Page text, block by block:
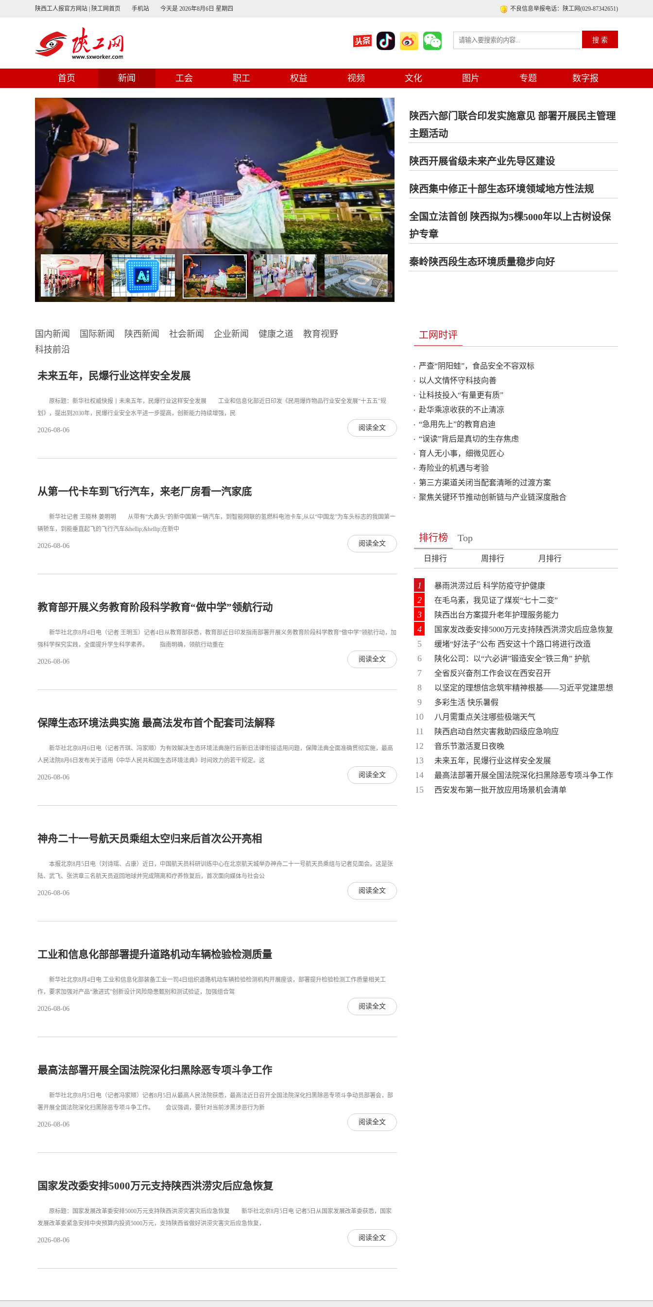
陕西工人报官方网站 | 陕工网首页 手机站 今天是 2026年8月6日 星期四 不良信息举报电话：陕工网(029-87342651)
首页 新闻 工会 职工 权益 视频 文化 图片 专题 数字报
陕西六部门联合印发实施意见 部署开展民主管理
主题活动
陕西开展省级未来产业先导区建设
陕西集中修正十部生态环境领域地方性法规
全国立法首创 陕西拟为5棵5000年以上古树设保
护专章
秦岭陕西段生态环境质量稳步向好
国内新闻 国际新闻 陕西新闻 社会新闻 企业新闻 健康之道
教育视野
科技前沿
未来五年，民爆行业这样安全发展
原标题：新华社权威快报丨未来五年，民爆行业这样安全发展 工业和信息化部近日印发《民用爆炸物品行业安全发展“十五五”规
划》，提出到2030年，民爆行业安全水平进一步提高，创新能力持续增强，民
2026-08-06 阅读全文
从第一代卡车到飞行汽车，来老厂房看一汽家底
新华社记者 王晓林 姜明明 从带有“大鼻头”的新中国第一辆汽车，到智能网联的氢燃料电池卡车;从以“中国龙”为车头标志的我国第一
辆轿车，到能垂直起飞的飞行汽车&hellip;&hellip;在新中
2026-08-06 阅读全文
教育部开展义务教育阶段科学教育“做中学”领航行动
新华社北京8月4日电（记者 王明玉）记者4日从教育部获悉，教育部近日印发指南部署开展义务教育阶段科学教育“做中学”领航行动，加
强科学探究实践，全面提升学生科学素养。 指南明确，领航行动重在
2026-08-06 阅读全文
保障生态环境法典实施 最高法发布首个配套司法解释
新华社北京8月6日电（记者齐琪、冯家顺）为有效解决生态环境法典施行后新旧法律衔接适用问题，保障法典全面准确贯彻实施，最高
人民法院8月6日发布关于适用《中华人民共和国生态环境法典》时间效力的若干规定。这
2026-08-06 阅读全文
神舟二十一号航天员乘组太空归来后首次公开亮相
本报北京8月5日电（刘诗瑶、占康）近日，中国航天员科研训练中心在北京航天城举办神舟二十一号航天员乘组与记者见面会。这是张
陆、武飞、张洪章三名航天员返回地球并完成隔离和疗养恢复后，首次面向媒体与社会公
2026-08-06 阅读全文
工业和信息化部部署提升道路机动车辆检验检测质量
新华社北京8月4日电 工业和信息化部装备工业一司4日组织道路机动车辆检验检测机构开展座谈，部署提升检验检测工作质量相关工
作，要求加强对产品“激进式”创新设计风险隐患甄别和测试验证，加强组合驾
2026-08-06 阅读全文
最高法部署开展全国法院深化扫黑除恶专项斗争工作
新华社北京8月5日电（记者冯家顺）记者8月5日从最高人民法院获悉，最高法近日召开全国法院深化扫黑除恶专项斗争动员部署会，部
署开展全国法院深化扫黑除恶专项斗争工作。 会议强调，要针对当前涉黑涉恶行为新
2026-08-06 阅读全文
国家发改委安排5000万元支持陕西洪涝灾后应急恢复
原标题：国家发展改革委安排5000万元支持陕西洪涝灾害灾后应急恢复 新华社北京8月5日电 记者5日从国家发展改革委获悉，国家
发展改革委紧急安排中央预算内投资5000万元，支持陕西省做好洪涝灾害灾后应急恢复，
2026-08-06 阅读全文
工网时评
严查“阴阳蛙”，食品安全不容双标
以人文情怀守科技向善
让科技投入“有量更有质”
赴华乘凉收获的不止清凉
“急用先上”的教育启迪
“误读”背后是真切的生存焦虑
育人无小事，细微见匠心
寿险业的机遇与考验
第三方渠道关闭当配套清晰的过渡方案
聚焦关键环节推动创新链与产业链深度融合
排行榜 Top
日排行 周排行 月排行
1 暴雨洪涝过后 科学防疫守护健康
2 在毛乌素，我见证了煤炭“七十二变”
3 陕西出台方案提升老年护理服务能力
4 国家发改委安排5000万元支持陕西洪涝灾后应急恢复
5 缓堵“好法子”公布 西安这十个路口将进行改造
6 陕化公司：以“六必讲”锻造安全“铁三角” 护航
7 全省反兴奋剂工作会议在西安召开
8 以坚定的理想信念筑牢精神根基——习近平党建思想
9 多彩生活 快乐暑假
10 八月需重点关注哪些极端天气
11 陕西启动自然灾害救助四级应急响应
12 音乐节激活夏日夜晚
13 未来五年，民爆行业这样安全发展
14 最高法部署开展全国法院深化扫黑除恶专项斗争工作
15 西安发布第一批开放应用场景机会清单